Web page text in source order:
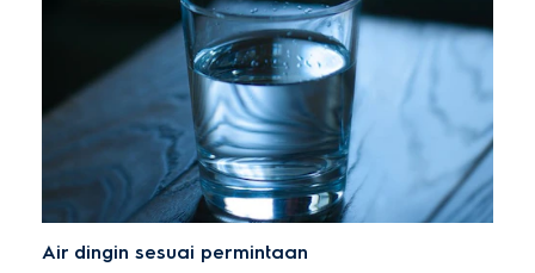
Air dingin sesuai permintaan